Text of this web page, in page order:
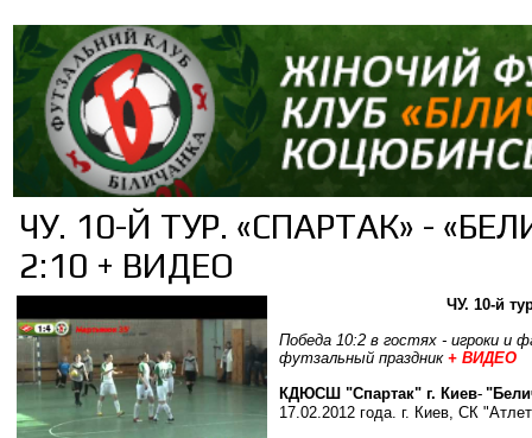
ЧУ. 10-Й ТУР. «СПАРТАК» -
2:10 + ВИДЕО
ЧУ. 10-й
Победа 10:2 в гостях - игроки и
футзальный праздник+ ВИДЕО
КДЮСШ "Спартак" г. Киев-
17.02.2012 года. г. Киев, СК